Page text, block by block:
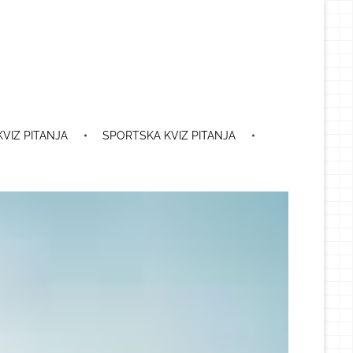
PITANJA
SPORTSKA KVIZ PITANJA